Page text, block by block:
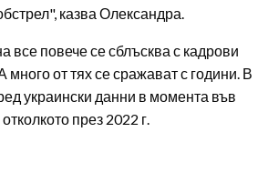
казва Олександра.
все повече се сблъсква с кадрови
от тях се сражават с години. В
украински данни в момента във
през 2022 г.